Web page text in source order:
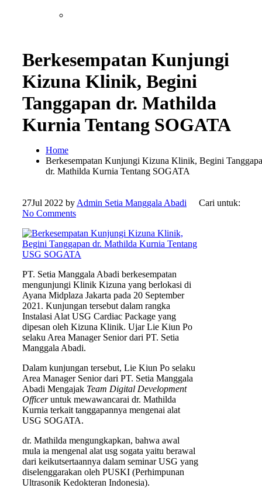
Berkesempatan Kunjungi
Kizuna Klinik, Begini
Tanggapan dr. Mathilda
Kurnia Tentang SOGATA
Home
Berkesempatan Kunjungi Kizuna Klinik, Begini
dr. Mathilda Kurnia Tentang SOGATA
27Jul 2022 by Admin Setia Manggala Abadi
No Comments
PT. Setia Manggala Abadi berkesempatan
mengunjungi Klinik Kizuna yang berlokasi di
Ayana Midplaza Jakarta pada 20 September
2021. Kunjungan tersebut dalam rangka
Instalasi Alat USG Cardiac Package yang
dipesan oleh Kizuna Klinik. Ujar Lie Kiun Po
selaku Area Manager Senior dari PT. Setia
Manggala Abadi.
Dalam kunjungan tersebut, Lie Kiun Po selaku
Area Manager Senior dari PT. Setia Manggala
Abadi Mengajak Team Digital Development
Officeruntuk mewawancarai dr. Mathilda
Kurnia terkait tanggapannya mengenai alat
USG SOGATA.
dr. Mathilda mengungkapkan, bahwa awal
mula ia mengenal alat usg sogata yaitu berawal
dari keikutsertaannya dalam seminar USG yang
diselenggarakan oleh PUSKI (Perhimpunan
Ultrasonik Kedokteran Indonesia).
Cari untuk: